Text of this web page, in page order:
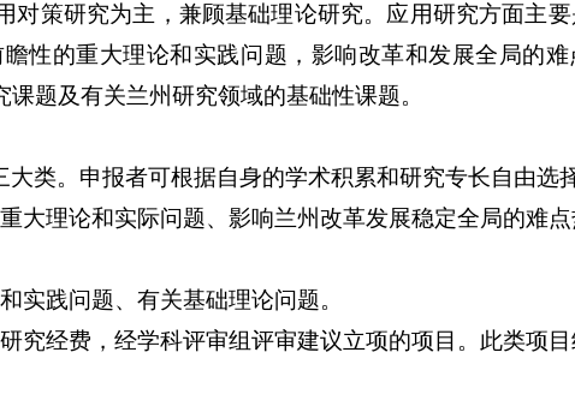
策研究为主，兼顾基础理论研究。应用研究方面主
性的重大理论和实践问题，影响改革和发展全局的
题及有关兰州研究领域的基础性课题。
类。申报者可根据自身的学术积累和研究专长自由选
大理论和实际问题、影响兰州改革发展稳定全局的难
实践问题、有关基础理论问题。
究经费，经学科评审组评审建议立项的项目。此类项